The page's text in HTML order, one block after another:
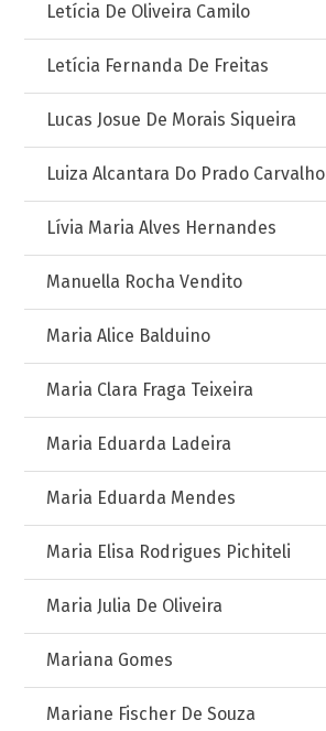
Letícia De Oliveira Camilo
Letícia Fernanda De Freitas
Lucas Josue De Morais Siqueira
Luiza Alcantara Do Prado Carvalho
Lívia Maria Alves Hernandes
Manuella Rocha Vendito
Maria Alice Balduino
Maria Clara Fraga Teixeira
Maria Eduarda Ladeira
Maria Eduarda Mendes
Maria Elisa Rodrigues Pichiteli
Maria Julia De Oliveira
Mariana Gomes
Mariane Fischer De Souza